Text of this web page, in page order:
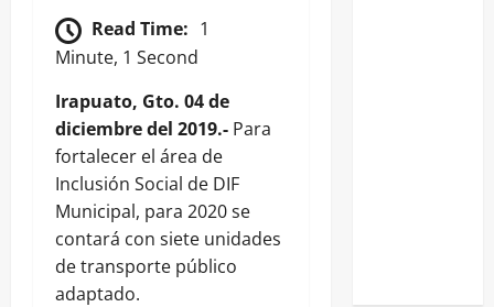
Read Time: 1
Minute, 1 Second
Irapuato, Gto. 04 de
diciembre del 2019.- Para
fortalecer el área de
Inclusión Social de DIF
Municipal, para 2020 se
contará con siete unidades
de transporte público
adaptado.